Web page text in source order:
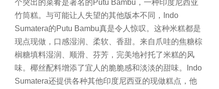
个突出的菜肴是著名的Putu Bambu，一种印度尼西亚
竹筒糕。与可能让人失望的其他版本不同，Indo
Sumatera的Putu Bambu真是令人惊叹。这种米糕都是
现点现做，口感湿润、柔软、香甜。来自爪哇的焦糖棕
榈糖填料湿润、顺滑、芬芳，完美地衬托了米糕的风
味。椰丝配料增添了宜人的脆脆感和淡淡的甜味。Indo
Sumatera还提供各种其他印度尼西亚的现做糕点，他